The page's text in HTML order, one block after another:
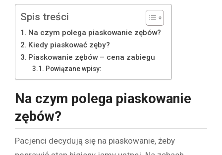
Spis treści
Na czym polega piaskowanie zębów?
Kiedy piaskować zęby?
Piaskowanie zębów – cena zabiegu
Powiązane wpisy:
Na czym polega piaskowanie
zębów?
Pacjenci decydują się na piaskowanie, żeby